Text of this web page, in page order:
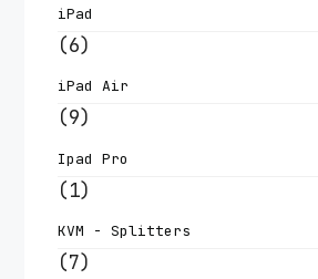
iPad
(6)
iPad Air
(9)
Ipad Pro
(1)
KVM - Splitters
(7)